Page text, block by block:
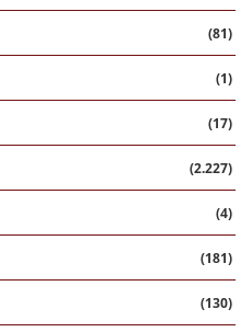
(81)
(1)
(17)
(2.227)
(4)
(181)
(130)